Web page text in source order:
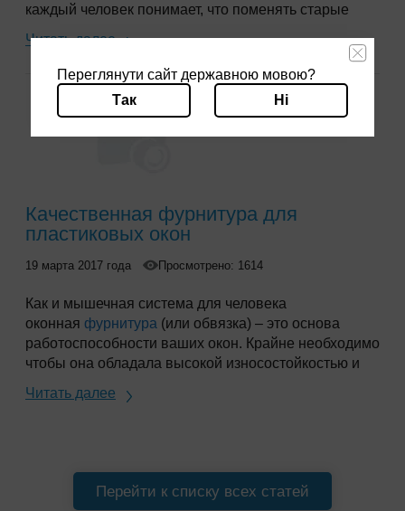
каждый человек понимает, что поменять старые
серьезное, требует тщательного подхода к выбору
качественных оконных конструкций.
Читать далее
Качественная фурнитура для
пластиковых окон
19 марта 2017 года Просмотрено: 1614
Как и мышечная система для человека
оконная фурнитура (или обвязка) – это основа
работоспособности ваших окон. Крайне необходимо
чтобы она обладала высокой износостойкостью и
закрывая окно всю его тяжесть Вы «возлагаете»
нуждаться в частой регулировке. Это важно
учитывать при выборе производителя.
Читать далее
Перейти к списку всех статей
Переглянути сайт державною мовою?
Так
Ні